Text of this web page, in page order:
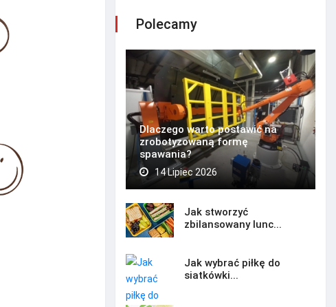
Polecamy
Dlaczego warto postawić na
zrobotyzowaną formę
spawania?
14 Lipiec 2026
Jak stworzyć
zbilansowany lunc...
Jak wybrać piłkę do
siatkówki...